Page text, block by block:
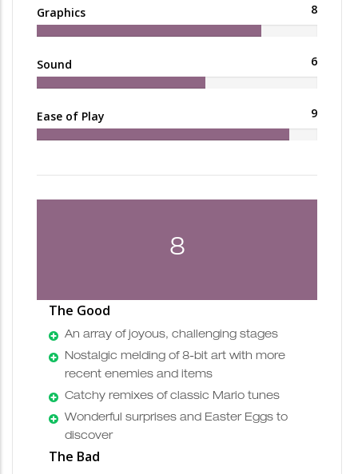
Graphics 8
Sound 6
Ease of Play 9
8
The Good
An array of joyous, challenging stages
Nostalgic melding of 8-bit art with more
recent enemies and items
Catchy remixes of classic Mario tunes
Wonderful surprises and Easter Eggs to
discover
The Bad